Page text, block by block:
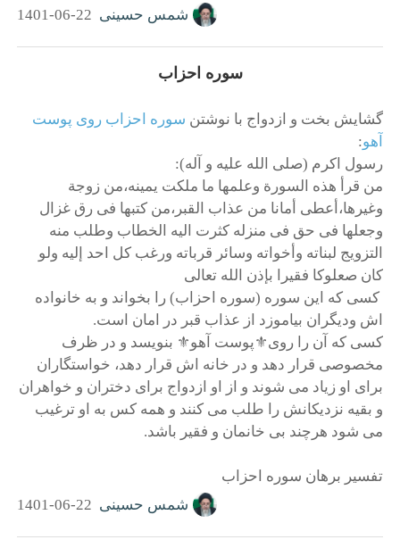
شمس حسینی 1401-06-22
سوره احزاب
گشایش بخت و ازدواج با نوشتن سوره احزاب روی پوست
آهو:
رسول اکرم (صلی الله علیه و آله):
من قرأ هذه السورة وعلمها ما ملکت یمینه،من زوجة
وغیرها،أعطی أمانا من عذاب القبر،من کتبها فی رق غزال
وجعلها فی حق فی منزله کثرت الیه الخطاب وطلب منه
التزویج لبناته وأخواته وسائر قرباته ورغب کل احد إلیه ولو
کان صعلوکا فقیرا بإذن الله تعالی
کسی که این سوره (سوره احزاب) را بخواند و به خانواده
اش ودیگران بیاموزد از عذاب قبر در امان است.
کسی که آن را روی⚜پوست آهو⚜ بنویسد و در ظرف
مخصوصی قرار دهد و در خانه اش قرار دهد، خواستگاران
برای او زیاد می شوند و از او ازدواج برای دختران و خواهران
و بقیه نزدیکانش را طلب می کنند و همه کس به او ترغیب
می شود هرچند بی خانمان و فقیر باشد.
تفسیر برهان سوره احزاب
شمس حسینی 1401-06-22